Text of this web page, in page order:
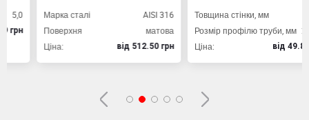
Марка сталі
AISI 316
Поверхня
матова
вiд 512.50 грн
Товщина стінки, мм
Розмір профілю труби, мм
20х20
вiд 49.80 грн